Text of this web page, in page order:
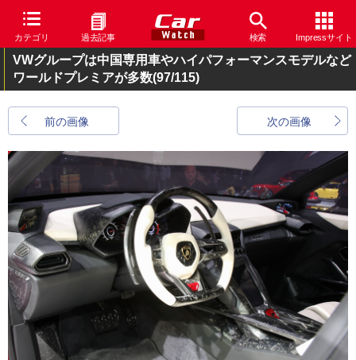
カテゴリ 過去記事 検索 Impressサイト
VWグループは中国専用車やハイパフォーマンスモデルなど
ワールドプレミアが多数(97/115)
前の画像 次の画像